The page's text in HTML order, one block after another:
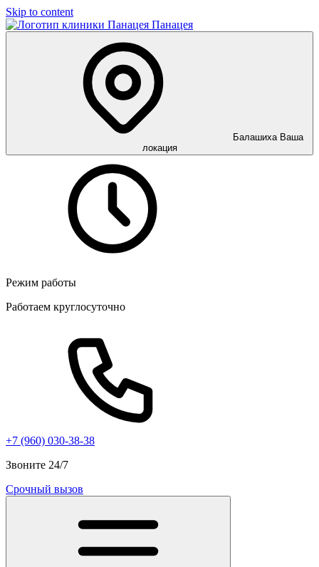
Skip to content
Панацея
Балашиха Ваша
локация
Режим работы
Работаем круглосуточно
+7 (960) 030-38-38
Звоните 24/7
Срочный вызов